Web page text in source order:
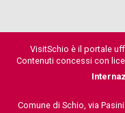
VisitSchio è il portale
Contenuti concessi con
Comune di Schio, via